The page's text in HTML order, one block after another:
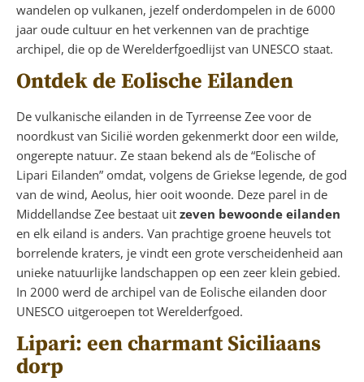
wandelen op vulkanen, jezelf onderdompelen in de 6000
jaar oude cultuur en het verkennen van de prachtige
archipel, die op de Werelderfgoedlijst van UNESCO staat.
Ontdek de Eolische Eilanden
De vulkanische eilanden in de Tyrreense Zee voor de
noordkust van Sicilië worden gekenmerkt door een wilde,
ongerepte natuur. Ze staan bekend als de “Eolische of
Lipari Eilanden” omdat, volgens de Griekse legende, de god
van de wind, Aeolus, hier ooit woonde. Deze parel in de
Middellandse Zee bestaat uit zeven bewoonde eilanden
en elk eiland is anders. Van prachtige groene heuvels tot
borrelende kraters, je vindt een grote verscheidenheid aan
unieke natuurlijke landschappen op een zeer klein gebied.
In 2000 werd de archipel van de Eolische eilanden door
UNESCO uitgeroepen tot Werelderfgoed.
Lipari: een charmant Siciliaans
dorp